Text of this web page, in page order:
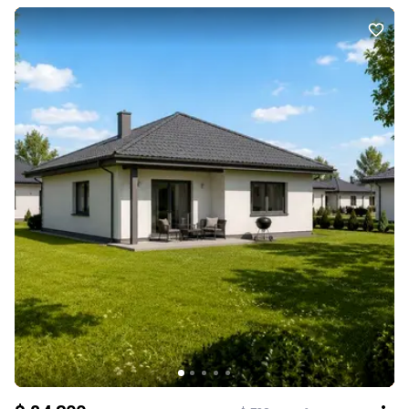
стелі — мінеральна вата 20 см • Дерев’яне перекриття •
Покрівля — металочерепиця • Якісні вікна та вхідні двері Ціна —
82 500 $ За деталями та записом на огляд звертайтеся в дірект